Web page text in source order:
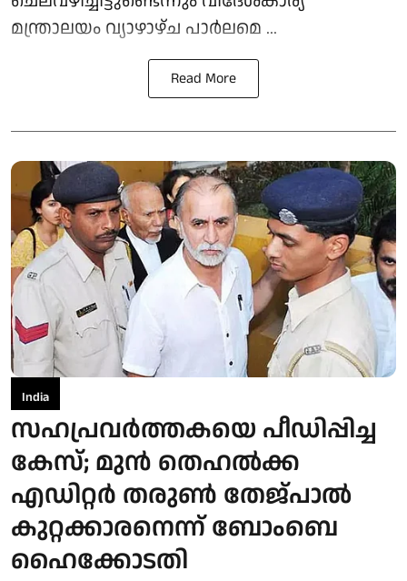
മന്ത്രാലയം വ്യാഴാഴ്ച പാര്‍ലമെ ...
Read More
India
സഹപ്രവർത്തകയെ പീഡിപ്പിച്ച
കേസ്; മുൻ തെഹൽക്ക
എഡിറ്റർ തരുൺ തേജ്പാൽ
കുറ്റക്കാരനെന്ന് ബോംബെ
ഹൈക്കോടതി